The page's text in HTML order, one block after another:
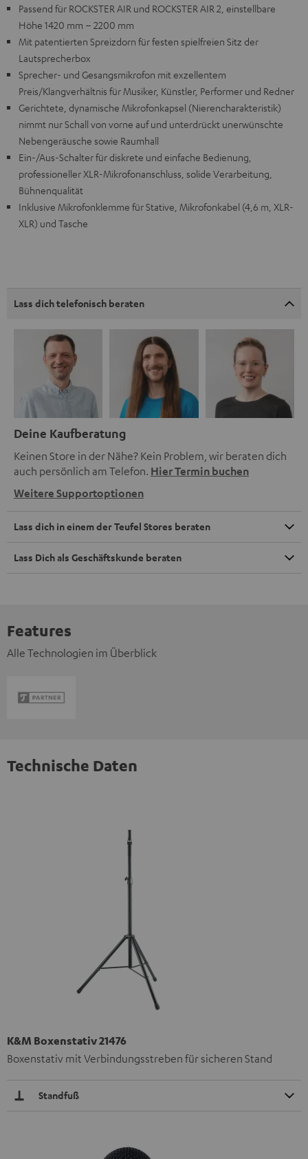
Passend für ROCKSTER AIR und ROCKSTER AIR 2, einstellbare
Höhe 1420 mm – 2200 mm
Mit patentierten Spreizdorn für festen spielfreien Sitz der
Lautsprecherbox
Sprecher- und Gesangsmikrofon mit exzellentem
Preis/Klangverhältnis für Musiker, Künstler, Performer und Redner
Gerichtete, dynamische Mikrofonkapsel (Nierencharakteristik)
nimmt nur Schall von vorne auf und unterdrückt unerwünschte
Nebengeräusche sowie Raumhall
Ein-/Aus-Schalter für diskrete und einfache Bedienung,
professioneller XLR-Mikrofonanschluss, solide Verarbeitung,
Bühnenqualität
Inklusive Mikrofonklemme für Stative, Mikrofonkabel (4,6 m, XLR-
XLR) und Tasche
Lass dich telefonisch beraten
Deine Kaufberatung
Keinen Store in der Nähe? Kein Problem, wir beraten dich
auch persönlich am Telefon. Hier Termin buchen
Weitere Supportoptionen
Lass dich in einem der Teufel Stores beraten
Lass Dich als Geschäftskunde beraten
Features
Alle Technologien im Überblick
Technische Daten
K&M Boxenstativ 21476
Boxenstativ mit Verbindungsstreben für sicheren Stand
Standfuß